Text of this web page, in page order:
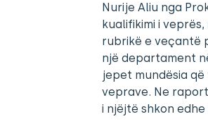
Nurije Aliu nga
kualifikimi i
rubrikë e veçantë
një departament
jepet mundësia
veprave. Ne
i njëjtë shkon edhe